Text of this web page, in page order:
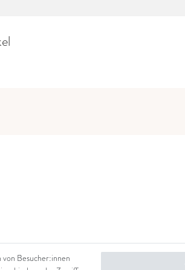
Besucher:innen